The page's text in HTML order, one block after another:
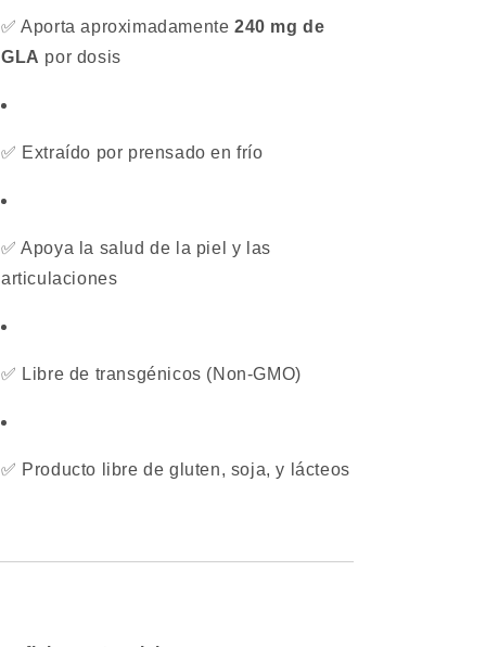
✅ Aporta aproximadamente240 mg de
GLA por dosis
✅ Extraído por prensado en frío
✅ Apoya la salud de la piel y las
articulaciones
✅ Libre de transgénicos (Non-GMO)
✅ Producto libre de gluten, soja, y lácteos